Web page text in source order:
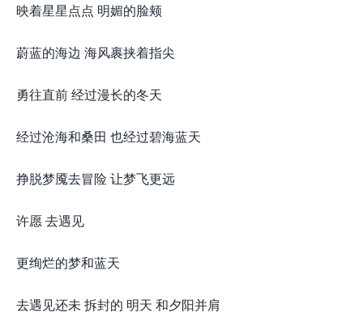
映着星星点点 明媚的脸颊
蔚蓝的海边 海风裹挟着指尖
勇往直前 经过漫长的冬天
经过沧海和桑田 也经过碧海蓝天
挣脱梦魇去冒险 让梦飞更远
许愿 去遇见
更绚烂的梦和蓝天
去遇见还未 拆封的 明天 和夕阳并肩